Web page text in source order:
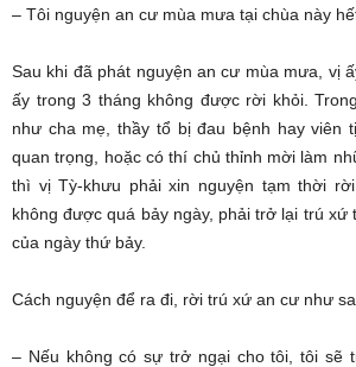
– Tôi nguyện an cư mùa mưa tại chùa này
Sau khi đã phát nguyện an cư mùa mưa, vị
ấy trong 3 tháng không được rời khỏi.
như cha mẹ, thầy tổ bị đau bệnh hay viên
quan trọng, hoặc có thí chủ thỉnh mời làm
thì vị Tỳ-khưu phải xin nguyện tạm thời
không được quá bảy ngày, phải trở lại trú
của ngày thứ bảy.
Cách nguyện để ra đi, rời trú xứ an cư như
– Nếu không có sự trở ngại cho tôi, tôi sẽ